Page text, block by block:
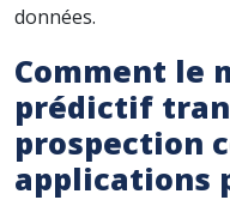
données.
Comment le
prédictif
prospection
applications